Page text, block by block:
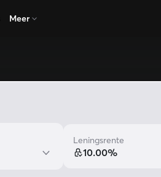
Meer
Leningsrente
10.00%